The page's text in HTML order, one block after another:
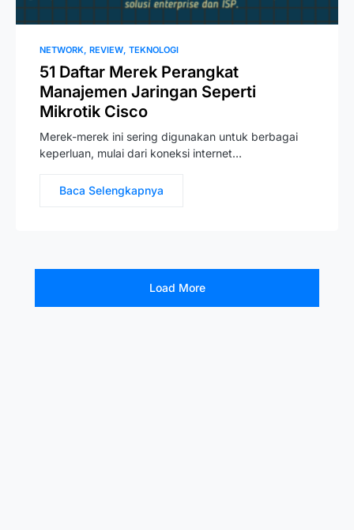
NETWORK REVIEW TEKNOLOGI
51 Daftar Merek Perangkat
Manajemen Jaringan Seperti
Mikrotik Cisco
Merek-merek ini sering digunakan untuk berbagai
keperluan, mulai dari koneksi internet…
Baca Selengkapnya
Load More